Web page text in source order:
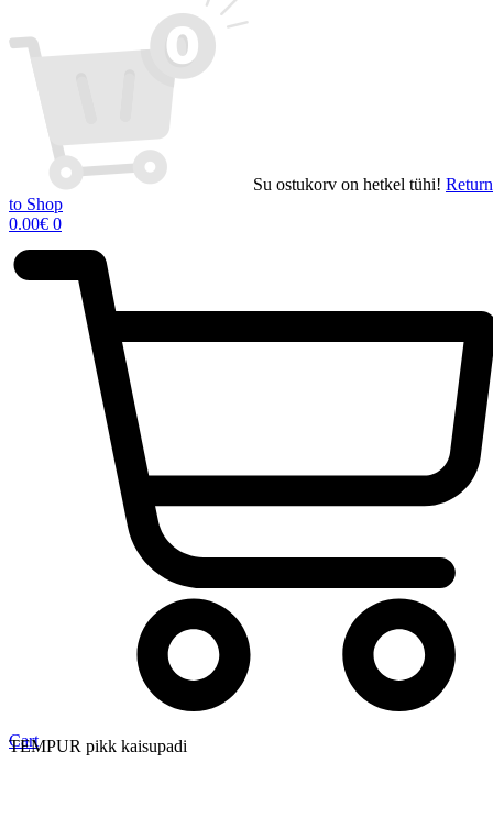
Su ostukorv on hetkel tühi! Return
to Shop
0.00€ 0
Cart
TEMPUR pikk kaisupadi